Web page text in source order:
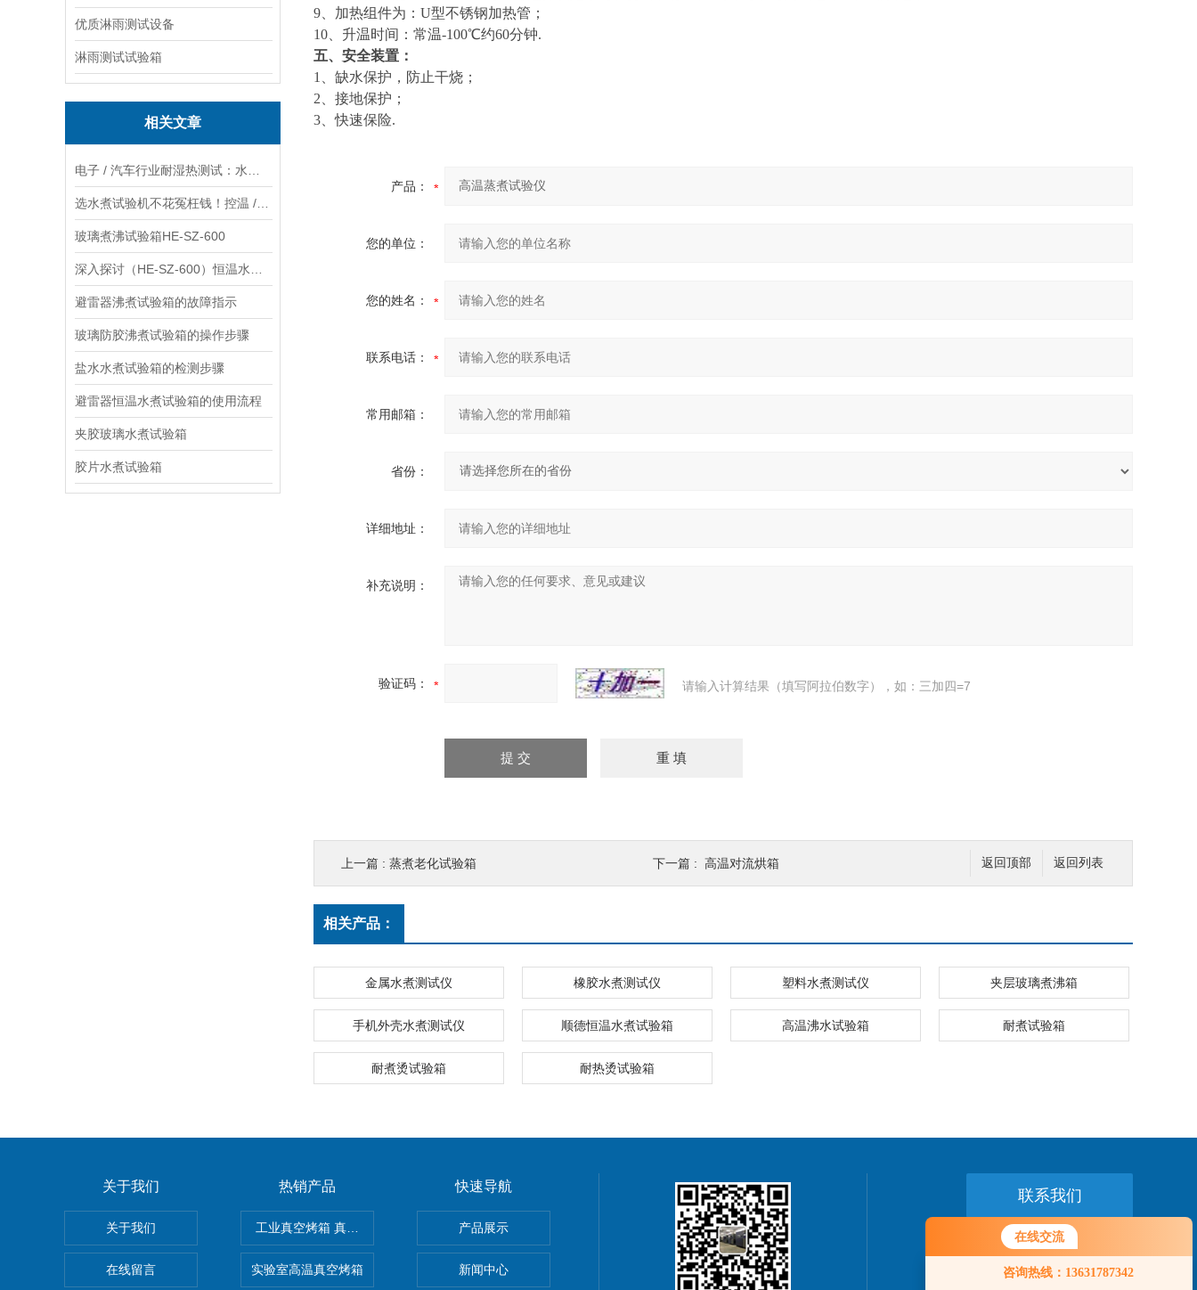
在线交流
咨询热线：13631787342
您好！欢迎前来咨询，很高兴为您
服务，请问您要咨询什么问题呢？
优质淋雨测试设备
淋雨测试试验箱
相关文章
玻璃煮沸试验箱HE-SZ-600
避雷器沸煮试验箱的故障指示
玻璃防胶沸煮试验箱的操作步骤
盐水水煮试验箱的检测步骤
避雷器恒温水煮试验箱的使用流程
夹胶玻璃水煮试验箱
胶片水煮试验箱
9 、加热组件为：U型不锈钢加热管；
10 、升温时间：常温-100℃约60分钟.
五、安全装置：
1
、缺水保护，防止干烧；
2 、接地保护；
3 、快速保险.
产品：
您的单位：
您的姓名：
联系电话：
常用邮箱：
省份：
详细地址：
补充说明：
验证码： 请输入计算结果（填写阿拉伯数字），如：三加四=7
返回列表
返回顶部
上一篇 : 蒸煮老化试验箱 下一篇 : 高温对流烘箱
相关产品：
金属水煮测试仪 橡胶水煮测试仪 塑料水煮测试仪 夹层玻璃煮沸箱
手机外壳水煮测试仪 顺德恒温水煮试验箱 高温沸水试验箱 耐煮试验箱
耐煮烫试验箱 耐热烫试验箱
关于我们
关于我们
在线留言
热销产品
工业真空烤箱 真空烘箱
实验室高温真空烤箱
快速导航
产品展示
新闻中心
联系我们
24小时热线：
0769-89775458